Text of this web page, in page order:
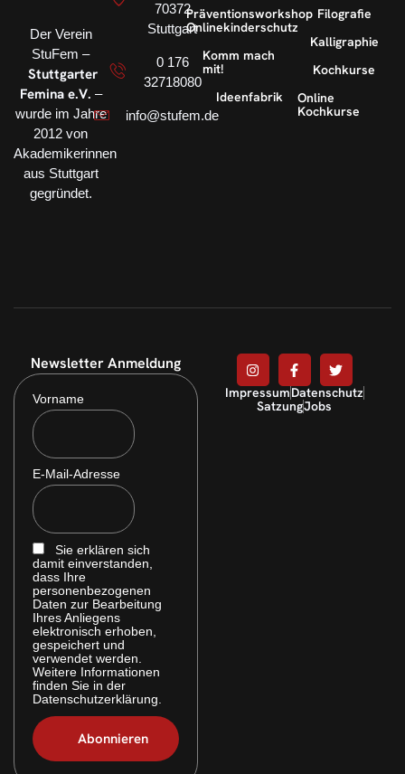
Der Verein
StuFem –
Stuttgarter
Femina e.V. –
wurde im Jahre
2012 von
Akademikerinnen
aus Stuttgart
gegründet.
70372
Stuttgart
0 176
32718080
info@stufem.de
Präventionsworkshop
Onlinekinderschutz
Komm mach
mit!
Ideenfabrik
Filografie
Kalligraphie
Kochkurse
Online
Kochkurse
Newsletter Anmeldung
Vorname
E-Mail-Adresse
Sie erklären sich
damit einverstanden,
dass Ihre
personenbezogenen
Daten zur Bearbeitung
Ihres Anliegens
elektronisch erhoben,
gespeichert und
verwendet werden.
Weitere Informationen
finden Sie in der
Datenschutzerklärung.
ImpressumDatenschutz
SatzungJobs